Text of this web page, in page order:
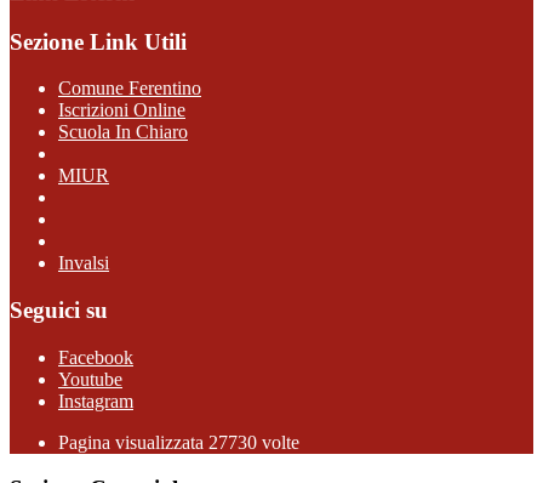
Sezione Link Utili
Comune Ferentino
Iscrizioni Online
Scuola In Chiaro
MIUR
Invalsi
Seguici su
Facebook
Youtube
Instagram
Pagina visualizzata 27730 volte